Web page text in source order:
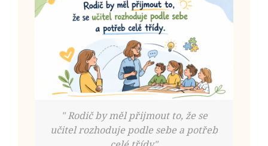
" Rodič by měl přijmout to, že se
učitel rozhoduje podle sebe a potřeb